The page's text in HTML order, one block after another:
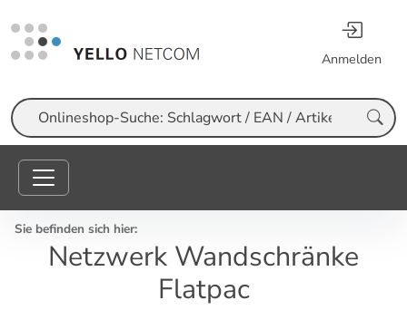
Anmelden
Suche
Sie befinden sich hier:
Netzwerk Wandschränke
Flatpac